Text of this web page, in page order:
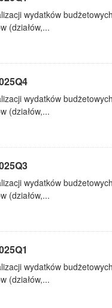
wydatków
(działów,...
wydatków
(działów,...
wydatków
(działów,...
wydatków
(działów,...